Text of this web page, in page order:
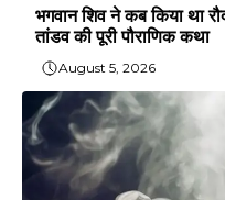
भगवान शिव ने कब किया था
तांडव की पूरी पौराणिक कथा
August 5, 2026